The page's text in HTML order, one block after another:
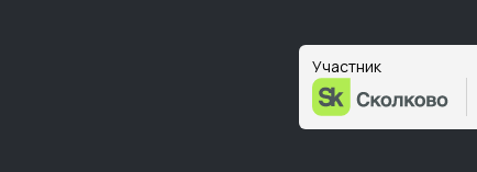
Участник